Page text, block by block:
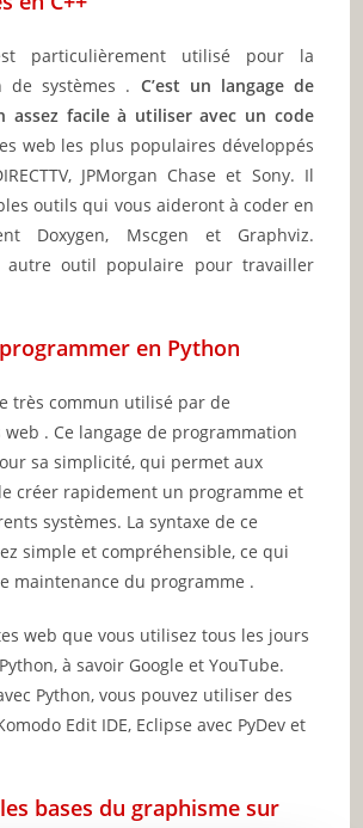
particulièrement utilisé pour la
de systèmes . C’est un langage de
assez facile à utiliser avec un code
web les plus populaires développés
JPMorgan Chase et Sony. Il
outils qui vous aideront à coder en
Doxygen, Mscgen et Graphviz.
autre outil populaire pour travailler
en Python
très commun utilisé par de
. Ce langage de programmation
sa simplicité, qui permet aux
créer rapidement un programme et
systèmes. La syntaxe de ce
simple et compréhensible, ce qui
maintenance du programme .
web que vous utilisez tous les jours
à savoir Google et YouTube.
Python, vous pouvez utiliser des
Edit IDE, Eclipse avec PyDev et
bases du graphisme sur